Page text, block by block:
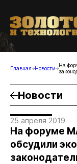
Главная Новости
На
Новости
25 апреля 2019
На форуме
обсудили